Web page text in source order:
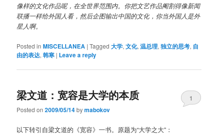
像样的文化作品呢，在全世界范围内。你把文艺作品阉割得像新闻
联播一样给外国人看，然后企图输出中国的文化，你当外国人是外
星人啊。
Posted in MISCELLANEA |Tagged 大学,文化,温总理,独立的思考, 自
由的表达,韩寒 | Leave a reply
梁文道：宽容是大学的本质
Posted on2009/05/14bymabokov
1
以下转引自梁文道的《宽容》一书。原题为“大学之大” ：